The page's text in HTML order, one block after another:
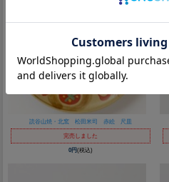
読谷山焼・北窯 松田米司 赤絵 尺皿
完売しました
0円(税込)